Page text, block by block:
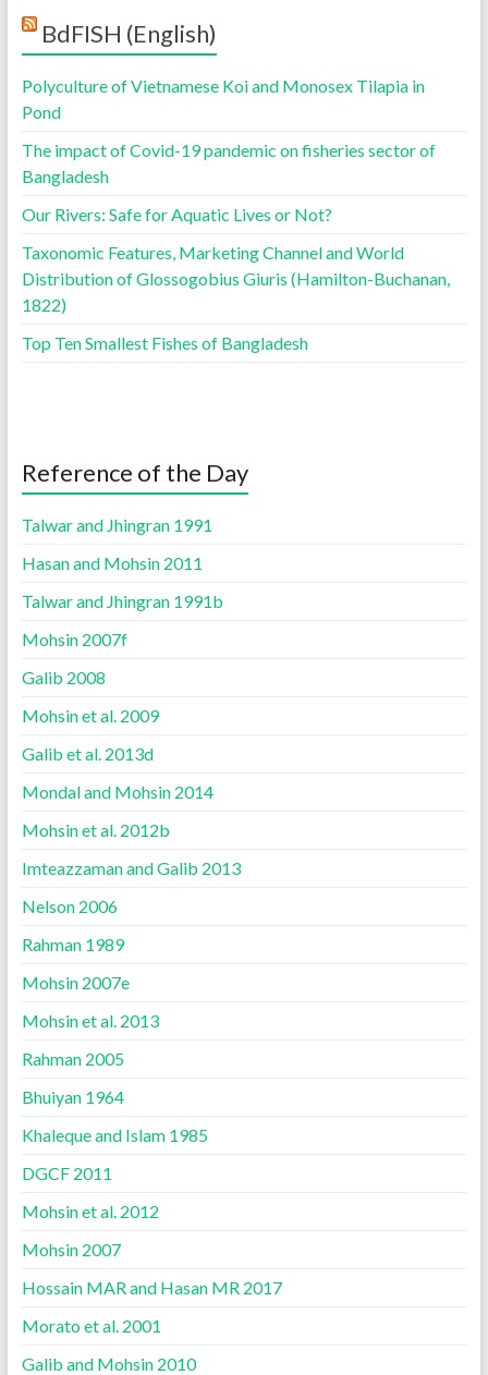
BdFISH (English)
Polyculture of Vietnamese Koi and Monosex Tilapia in
Pond
The impact of Covid-19 pandemic on fisheries sector of
Bangladesh
Our Rivers: Safe for Aquatic Lives or Not?
Taxonomic Features, Marketing Channel and World
Distribution of Glossogobius Giuris (Hamilton-Buchanan,
1822)
Top Ten Smallest Fishes of Bangladesh
Reference of the Day
Talwar and Jhingran 1991
Hasan and Mohsin 2011
Talwar and Jhingran 1991b
Mohsin 2007f
Galib 2008
Mohsin et al. 2009
Galib et al. 2013d
Mondal and Mohsin 2014
Mohsin et al. 2012b
Imteazzaman and Galib 2013
Nelson 2006
Rahman 1989
Mohsin 2007e
Mohsin et al. 2013
Rahman 2005
Bhuiyan 1964
Khaleque and Islam 1985
DGCF 2011
Mohsin et al. 2012
Mohsin 2007
Hossain MAR and Hasan MR 2017
Morato et al. 2001
Galib and Mohsin 2010